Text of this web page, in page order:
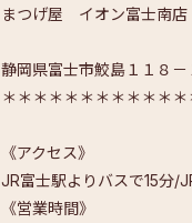
まつげ屋 イオン富士南
静岡県富士市鮫島１１８
＊＊＊＊＊＊＊＊＊＊＊
《アクセス》
JR富士駅よりバスで15分/
《営業時間》